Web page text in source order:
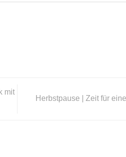
mit
Herbstpause | Zeit für